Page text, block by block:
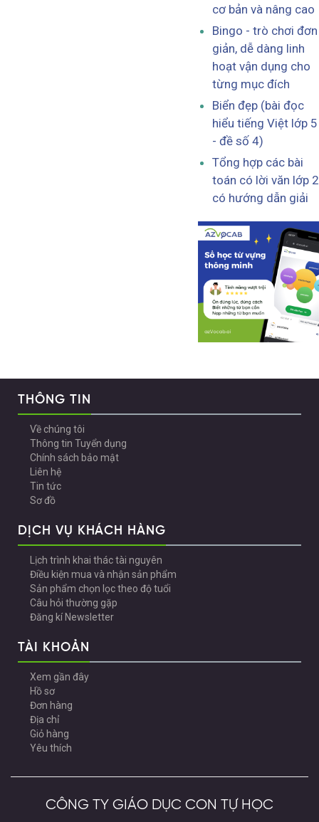
cơ bản và nâng cao
Bingo - trò chơi đơn
giản, dễ dàng linh
hoạt vận dụng cho
từng mục đích
Biển đẹp (bài đọc
hiểu tiếng Việt lớp 5
- đề số 4)
Tổng hợp các bài
toán có lời văn lớp 2
có hướng dẫn giải
THÔNG TIN
Về chúng tôi
Thông tin Tuyển dụng
Chính sách bảo mật
Liên hệ
Tin tức
Sơ đồ
DỊCH VỤ KHÁCH HÀNG
Lịch trình khai thác tài nguyên
Điều kiện mua và nhận sản phẩm
Sản phẩm chọn lọc theo độ tuổi
Câu hỏi thường gặp
Đăng kí Newsletter
TÀI KHOẢN
Xem gần đây
Hồ sơ
Đơn hàng
Địa chỉ
Giỏ hàng
Yêu thích
CÔNG TY GIÁO DỤC CON TỰ HỌC